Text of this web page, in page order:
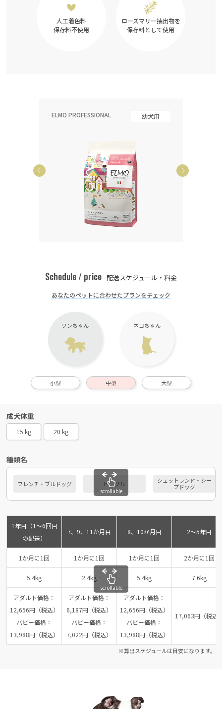
人工着色料
保存料不使用
ローズマリー抽出物を
保存料として使用
ELMO PROFESSIONAL 幼犬用
Schedule / price 配送スケジュール・料金
あなたのペットに合わせたプランをチェック
ワンちゃん ネコちゃん
小型 中型 大型
成犬体重
15 kg 20 kg
種類名
フレンチ・ブルドッグ ビーグル
シェットランド・シー
プドッグ
scrollable
1年目（1～6回目
の配送）
7、9、11か月目 8、10か月目 2～5年目
1か月に1回 1か月に1回 1か月に1回 2か月に1回
5.4kg 2.4kg 5.4kg 7.6kg
アダルト価格：
12,656円（税込）
パピー価格：
13,988円（税込）
アダルト価格：
6,187円（税込）
パピー価格：
7,022円（税込）
アダルト価格：
12,656円（税込）
パピー価格：
13,988円（税込）
17,063円（税込
scrollable
※算出スケジュールは目安になります。